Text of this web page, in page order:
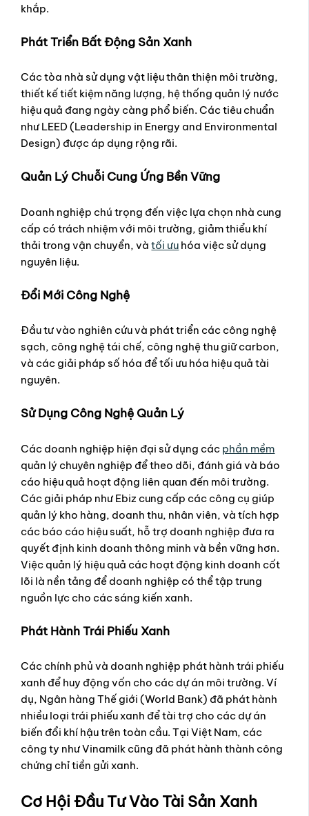
khắp.
Phát Triển Bất Động Sản Xanh
Các tòa nhà sử dụng vật liệu thân thiện môi trường,
thiết kế tiết kiệm năng lượng, hệ thống quản lý nước
hiệu quả đang ngày càng phổ biến. Các tiêu chuẩn
như LEED (Leadership in Energy and Environmental
Design) được áp dụng rộng rãi.
Quản Lý Chuỗi Cung Ứng Bền Vững
Doanh nghiệp chú trọng đến việc lựa chọn nhà cung
cấp có trách nhiệm với môi trường, giảm thiểu khí
thải trong vận chuyển, vàtối ưu hóa việc sử dụng
nguyên liệu.
Đổi Mới Công Nghệ
Đầu tư vào nghiên cứu và phát triển các công nghệ
sạch, công nghệ tái chế, công nghệ thu giữ carbon,
và các giải pháp số hóa để tối ưu hóa hiệu quả tài
nguyên.
Sử Dụng Công Nghệ Quản Lý
Các doanh nghiệp hiện đại sử dụng các phần mềm
quản lý chuyên nghiệp để theo dõi, đánh giá và báo
cáo hiệu quả hoạt động liên quan đến môi trường.
Các giải pháp như Ebiz cung cấp các công cụ giúp
quản lý kho hàng, doanh thu, nhân viên, và tích hợp
các báo cáo hiệu suất, hỗ trợ doanh nghiệp đưa ra
quyết định kinh doanh thông minh và bền vững hơn.
Việc quản lý hiệu quả các hoạt động kinh doanh cốt
lõi là nền tảng để doanh nghiệp có thể tập trung
nguồn lực cho các sáng kiến xanh.
Phát Hành Trái Phiếu Xanh
Các chính phủ và doanh nghiệp phát hành trái phiếu
xanh để huy động vốn cho các dự án môi trường. Ví
dụ, Ngân hàng Thế giới (World Bank) đã phát hành
nhiều loại trái phiếu xanh để tài trợ cho các dự án
biến đổi khí hậu trên toàn cầu. Tại Việt Nam, các
công ty như Vinamilk cũng đã phát hành thành công
chứng chỉ tiền gửi xanh.
Cơ Hội Đầu Tư Vào Tài Sản Xanh